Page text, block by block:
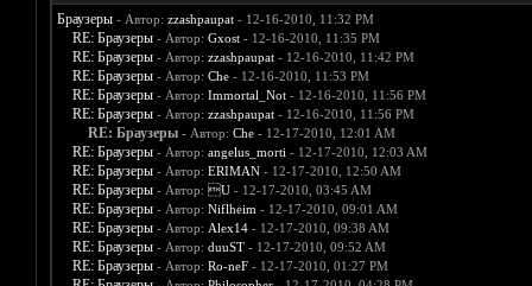
Браузеры - Автор: zzashpaupat- 12-16-2010, 11:32 PM
RE: Браузеры - Автор: Gxost- 12-16-2010, 11:35 PM
RE: Браузеры - Автор: zzashpaupat- 12-16-2010, 11:42 PM
RE: Браузеры - Автор: Che- 12-16-2010, 11:53 PM
RE: Браузеры - Автор: Immortal_Not- 12-16-2010, 11:56 PM
RE: Браузеры - Автор: zzashpaupat- 12-16-2010, 11:56 PM
RE: Браузеры - Автор: Che- 12-17-2010, 12:01 AM
RE: Браузеры - Автор: angelus_morti - 12-17-2010, 12:03 AM
RE: Браузеры - Автор: ERIMAN- 12-17-2010, 12:50 AM
RE: Браузеры - Автор: U- 12-17-2010, 03:45 AM
RE: Браузеры - Автор: Niflheim - 12-17-2010, 09:01 AM
RE: Браузеры - Автор: Alex14- 12-17-2010, 09:38 AM
RE: Браузеры - Автор: duuST- 12-17-2010, 09:52 AM
RE: Браузеры - Автор: Ro-neF- 12-17-2010, 01:27 PM